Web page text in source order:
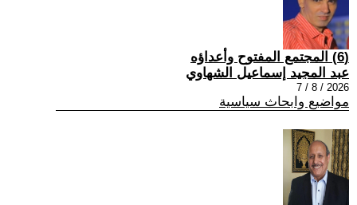
(6) المجتمع المفتوح وأعداؤه
عبد المجيد إسماعيل الشهاوي
2026 / 8 / 7
مواضيع وابحاث سياسية